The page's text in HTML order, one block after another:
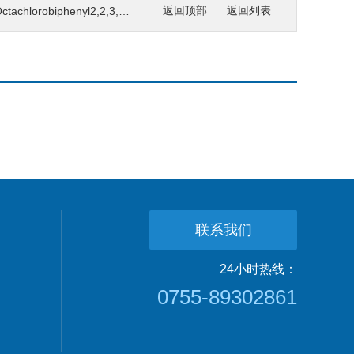
返回列表
返回顶部
Octachlorobiphenyl 2,2,3,3,4,5,6,6-八氯联苯
联系我们
24小时热线：
0755-89302861